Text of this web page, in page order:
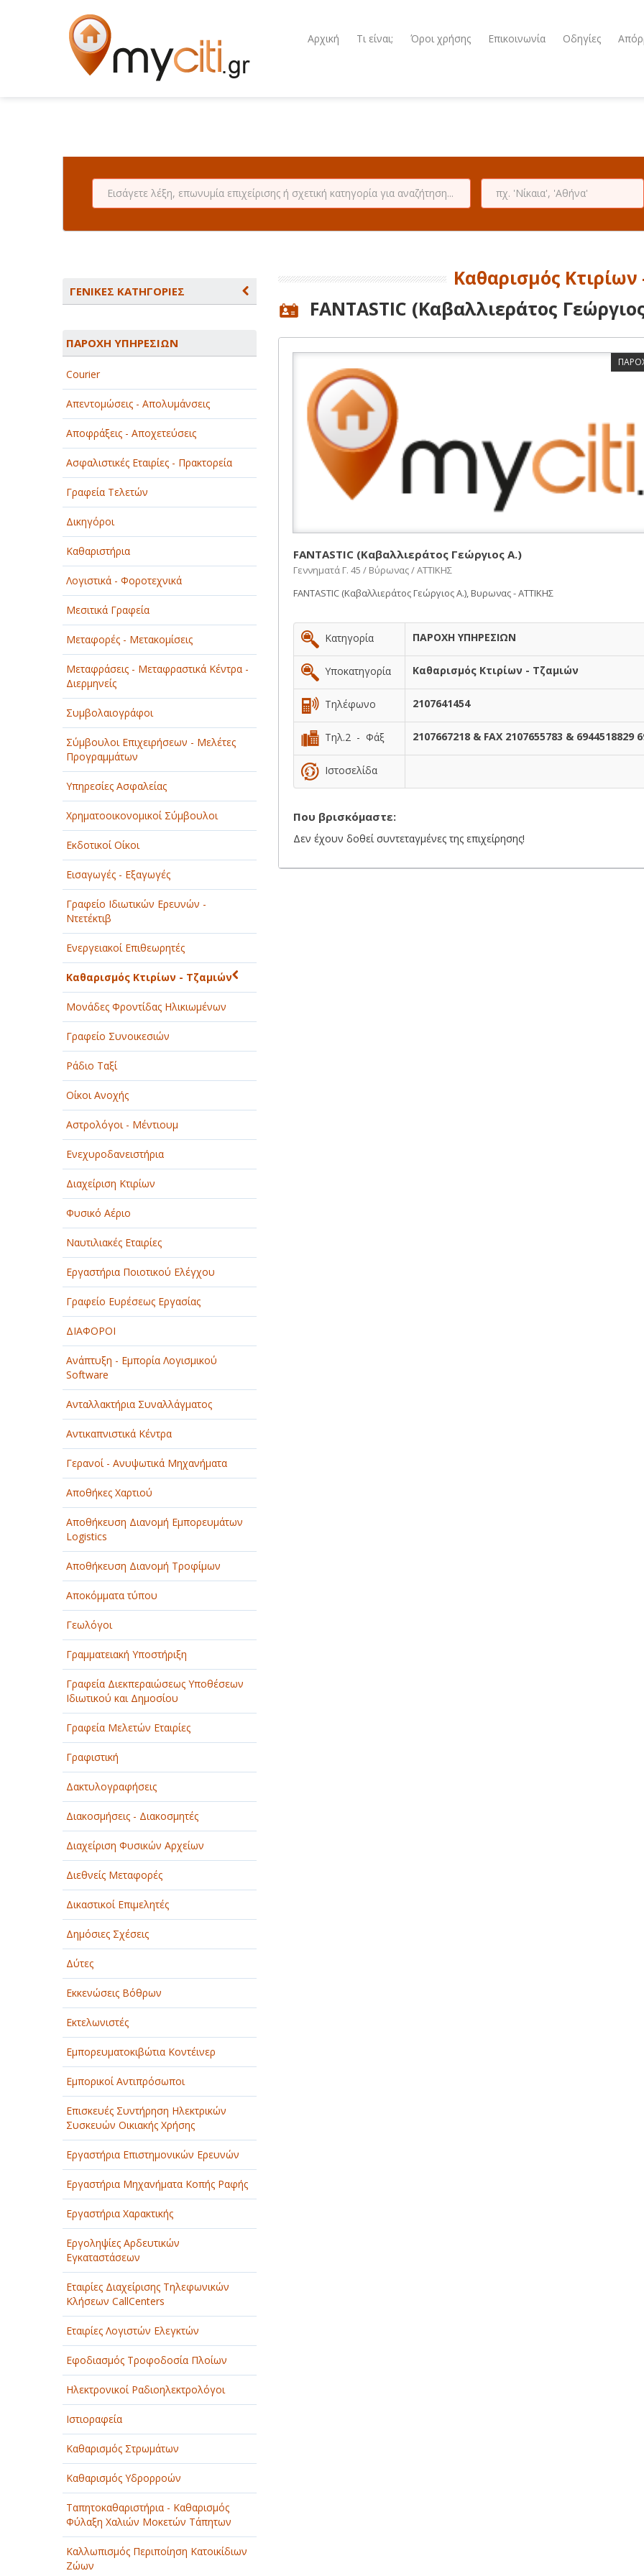
Αρχική Τι είναι; Όροι χρήσης Επικοινωνία Οδηγίες
ΓΕΝΙΚΕΣ ΚΑΤΗΓΟΡΙΕΣ
ΑΘΛΗΤΙΣΜΟΣ
ΑΥΤΟΚΙΝΗΤΑ - ΜΗΧΑΝΕΣ - ΣΚΑΦΗ
ΔΙΑΣΚΕΔΑΣΗ - ΨΥΧΑΓΩΓΙΑ - ΤΕΧΝΕΣ
ΔΙΑΦΗΜΙΣΗ - ΜΜΕ
ΕΚΚΛΗΣΙΕΣ - ΦΙΛΑΝΘΡΩΠΙΚΑ
ΣΩΜΑΤΕΙΑ
ΕΚΠΑΙΔΕΥΣΗ - ΣΧΟΛΕΣ
ΕΜΠΟΡΙΟ - ΕΜΠΟΡΙΚΑ ΚΑΤΑΣΤΗΜΑΤΑ
ΕΡΓΟΣΤΑΣΙΑ - ΒΙΟΜΗΧΑΝΙΕΣ
ΞΕΝΟΔΟΧΕΙΑ - ΤΟΥΡΙΣΜΟΣ
ΟΜΟΡΦΙΑ
ΠΑΡΟΧΗ ΥΠΗΡΕΣΙΩΝ
ΤΕΧΝΙΚΑ - ΚΑΤΑΣΚΕΥΑΣΤΙΚΑ
ΤΕΧΝΟΛΟΓΙΑ
ΥΓΕΙΑ - ΙΑΤΡΟΙ
ΦΑΓΗΤΟ
ΠΑΡΟΧΗ ΥΠΗΡΕΣΙΩΝ
Courier
Απεντομώσεις - Απολυμάνσεις
Αποφράξεις - Αποχετεύσεις
Ασφαλιστικές Εταιρίες - Πρακτορεία
Γραφεία Τελετών
Δικηγόροι
Καθαριστήρια
Λογιστικά - Φοροτεχνικά
Μεσιτικά Γραφεία
Μεταφορές - Μετακομίσεις
Μεταφράσεις - Μεταφραστικά Κέντρα -
Διερμηνείς
Συμβολαιογράφοι
Σύμβουλοι Επιχειρήσεων - Μελέτες
Προγραμμάτων
Υπηρεσίες Ασφαλείας
Χρηματοοικονομικοί Σύμβουλοι
Εκδοτικοί Οίκοι
Εισαγωγές - Εξαγωγές
Γραφείο Ιδιωτικών Ερευνών -
Ντετέκτιβ
Ενεργειακοί Επιθεωρητές
Καθαρισμός Κτιρίων - Τζαμιών
Μονάδες Φροντίδας Ηλικιωμένων
Γραφείο Συνοικεσιών
Ράδιο Ταξί
Οίκοι Ανοχής
Αστρολόγοι - Μέντιουμ
Ενεχυροδανειστήρια
Διαχείριση Κτιρίων
Φυσικό Αέριο
Ναυτιλιακές Εταιρίες
Εργαστήρια Ποιοτικού Ελέγχου
Γραφείο Ευρέσεως Εργασίας
ΔΙΑΦΟΡΟΙ
Ανάπτυξη - Εμπορία Λογισμικού
Software
Ανταλλακτήρια Συναλλάγματος
Αντικαπνιστικά Κέντρα
Γερανοί - Ανυψωτικά Μηχανήματα
Αποθήκες Χαρτιού
Αποθήκευση Διανομή Εμπορευμάτων
Logistics
Αποθήκευση Διανομή Τροφίμων
Αποκόμματα τύπου
Γεωλόγοι
Γραμματειακή Υποστήριξη
Γραφεία Διεκπεραιώσεως Υποθέσεων
Ιδιωτικού και Δημοσίου
Γραφεία Μελετών Εταιρίες
Γραφιστική
Δακτυλογραφήσεις
Διακοσμήσεις - Διακοσμητές
Διαχείριση Φυσικών Αρχείων
Διεθνείς Μεταφορές
Δικαστικοί Επιμελητές
Δημόσιες Σχέσεις
Δύτες
Εκκενώσεις Βόθρων
Εκτελωνιστές
Εμπορευματοκιβώτια Κοντέινερ
Εμπορικοί Αντιπρόσωποι
Επισκευές Συντήρηση Ηλεκτρικών
Συσκευών Οικιακής Χρήσης
Εργαστήρια Επιστημονικών Ερευνών
Εργαστήρια Μηχανήματα Κοπής Ραφής
Εργαστήρια Χαρακτικής
Εργοληψίες Αρδευτικών
Εγκαταστάσεων
Εταιρίες Διαχείρισης Τηλεφωνικών
Κλήσεων CallCenters
Εταιρίες Λογιστών Ελεγκτών
Εφοδιασμός Τροφοδοσία Πλοίων
Ηλεκτρονικοί Ραδιοηλεκτρολόγοι
Ιστιοραφεία
Καθαρισμός Στρωμάτων
Καθαρισμός Υδρορροών
Ταπητοκαθαριστήρια - Καθαρισμός
Φύλαξη Χαλιών Μοκετών Τάπητων
Καλλωπισμός Περιποίηση Κατοικίδιων
Ζώων
Καθαρισμός
FANTASTIC (Καβαλλιεράτος
FANTASTIC (Καβαλλιεράτος Γεώργιος Α.)
Γεννηματά Γ. 45 / Βύρωνας / ΑΤΤΙΚΗΣ
FANTASTIC (Καβαλλιεράτος Γεώργιος Α.), Βυρωνας - ΑΤΤΙΚΗΣ
Κατηγορία ΠΑΡΟΧΗ ΥΠΗΡΕΣΙΩΝ
Υποκατηγορία Καθαρισμός Κτιρίων - Τζαμιών
Τηλέφωνο 2107641454
Τηλ.2 - Φάξ 2107667218 & FAX 2107655783 & 6944518829
Ιστοσελίδα
Που βρισκόμαστε:
Δεν έχουν δοθεί συντεταγμένες της επιχείρησης!